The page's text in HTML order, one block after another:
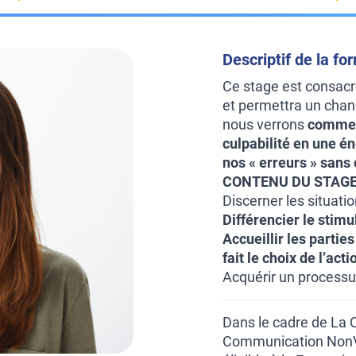
Descriptif de la
Ce stage est
et permettra un
nous verrons
culpabilité en une
nos « erreurs »
CONTENU DU
Discerner les
Différencier le
Accueillir les
fait le choix de
Acquérir un
Dans le cadre de La
Communication